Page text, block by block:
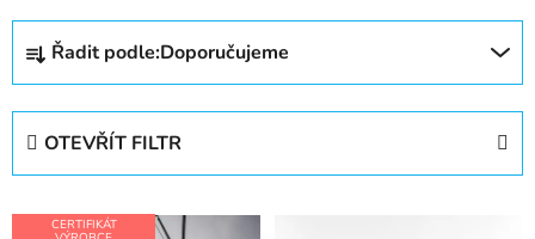
z
p
Řadit podle:Doporučujeme
OTEVŘÍT FILTR
V
CERTIFIKÁT